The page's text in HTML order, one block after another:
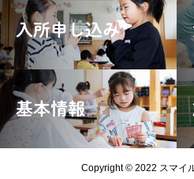
入所申し込み
基本情報
Copyright © 2022 スマイ